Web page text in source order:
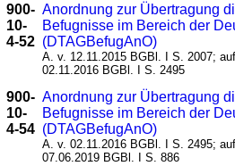
900-
10-
4-52
Anordnung zur Übertragung
Befugnisse im Bereich der
(DTAGBefugAnO)
A. v. 12.11.2015 BGBl. I S. 2007;
02.11.2016 BGBl. I S. 2495
900-
10-
4-54
Anordnung zur Übertragung
Befugnisse im Bereich der
(DTAGBefugAnO)
A. v. 02.11.2016 BGBl. I S. 2495;
07.06.2019 BGBl. I S. 886